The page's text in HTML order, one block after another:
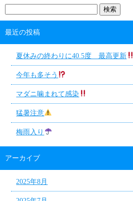
最近の投稿
夏休みの終わりに40.5度 最高更新
今年も多そう
マダニ噛まれて感染
猛暑注意
梅雨入り
アーカイブ
2025年8月